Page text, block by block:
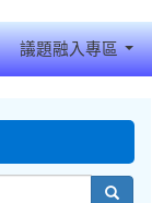
議題融入專區
search